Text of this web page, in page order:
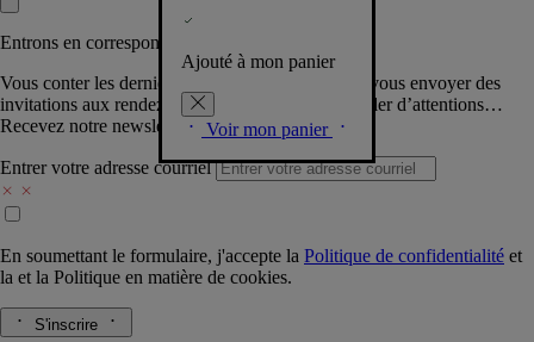
Ajouté à mon panier
Voir mon panier
Entrons en correspondance​
Vous conter les dernières créations de la Maison, vous envoyer des
invitations aux rendez-vous Diptyque, vous combler d’attentions…
Recevez notre newsletter.
Entrer votre adresse courriel
En soumettant le formulaire, j'accepte la Politique de confidentialité et
la et la Politique en matière de cookies.
S'inscrire